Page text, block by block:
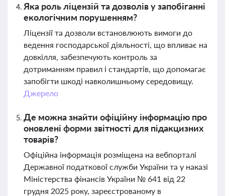
Яка роль ліцензій та дозволів у запобіганні
екологічним порушенням?
Ліцензії та дозволи встановлюють вимоги до
ведення господарської діяльності, що впливає на
довкілля, забезпечують контроль за
дотриманням правил і стандартів, що допомагає
запобігти шкоді навколишньому середовищу.
Джерело
Де можна знайти офіційну інформацію про
оновлені форми звітності для підакцизних
товарів?
Офіційна інформація розміщена на вебпорталі
Державної податкової служби України та у наказі
Міністерства фінансів України № 641 від 22
грудня 2025 року, зареєстрованому в